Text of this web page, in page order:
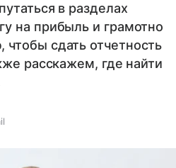
в разделах
на прибыль и грамотно
сдать отчетность
расскажем, где найти